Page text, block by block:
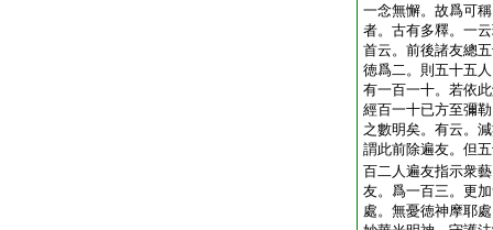
一念無懈。故爲可
者。古有多釋。一
首云。前後諸友總
徳爲二。則五十五
有一百一十。若依
經百一十已方至彌
之數明矣。有云。
謂此前除遍友。但
百二人遍友指示衆
友。爲一百三。更
處。無憂徳神摩耶